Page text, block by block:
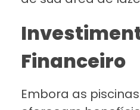
Financeiro
Embora as